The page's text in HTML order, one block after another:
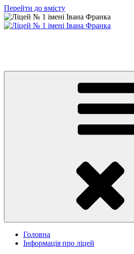
Перейти до вмісту
Головна
Інформація про ліцей